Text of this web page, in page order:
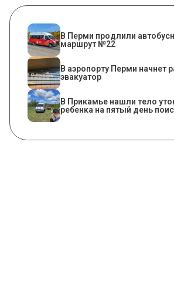
В Перми продлили
маршрут №22
В аэропорту Перми начнет
эвакуатор
В Прикамье нашли тело
ребенка на пятый день